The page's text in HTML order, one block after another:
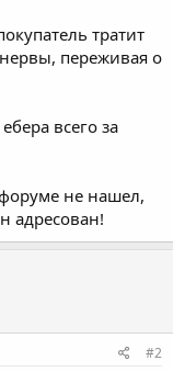
тратит
переживая о
всего за
не нашел,
адресован!
#2